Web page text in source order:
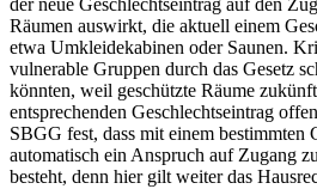
der neue Geschlechtseintrag auf den
Räumen auswirkt, die aktuell einem
etwa Umkleidekabinen oder Saunen.
vulnerable Gruppen durch das Gesetz
könnten, weil geschützte Räume
entsprechenden Geschlechtseintrag
SBGG fest, dass mit einem bestimmten
automatisch ein Anspruch auf Zugang
besteht, denn hier gilt weiter das